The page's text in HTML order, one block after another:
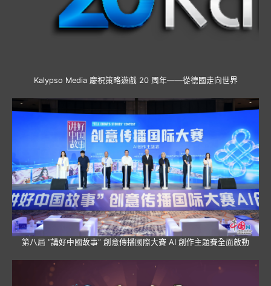
Kalypso Media 慶祝策略遊戲 20 周年——從德國走向世界
第八屆 “講好中國故事” 創意傳播國際大賽 AI 創作主題賽全面啟動